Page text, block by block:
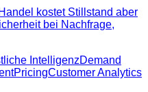
kostet Stillstand aber
bei Nachfrage,
IntelligenzDemand
PricingCustomer Analytics